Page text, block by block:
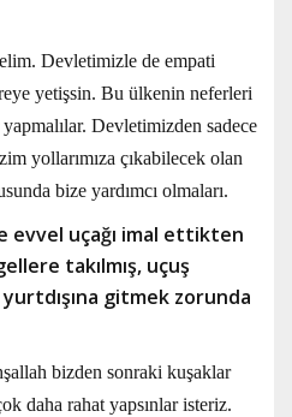
Devletimizle de empati
yetişsin. Bu ülkenin neferleri
Devletimizden sadece
yollarımıza çıkabilecek olan
bize yardımcı olmaları.
evvel uçağı imal ettikten
takılmış, uçuş
yurtdışına gitmek zorunda
bizden sonraki kuşaklar
daha rahat yapsınlar isteriz.